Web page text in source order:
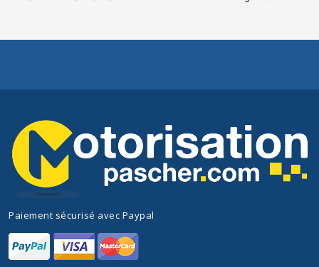
Paiement sécurisé avec Paypal